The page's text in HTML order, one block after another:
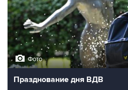
Фото
Празднование дня ВДВ